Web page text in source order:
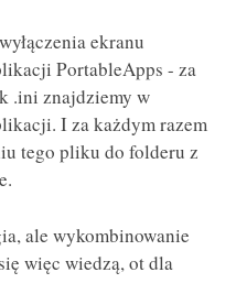
ekranu
PortableApps - za
.ini znajdziemy w
I za każdym razem
tego pliku do folderu z
ale wykombinowanie
więc wiedzą, ot dla